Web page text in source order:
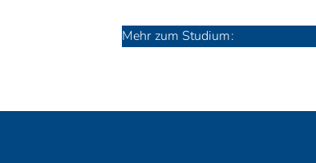
Mehr zum Studium: